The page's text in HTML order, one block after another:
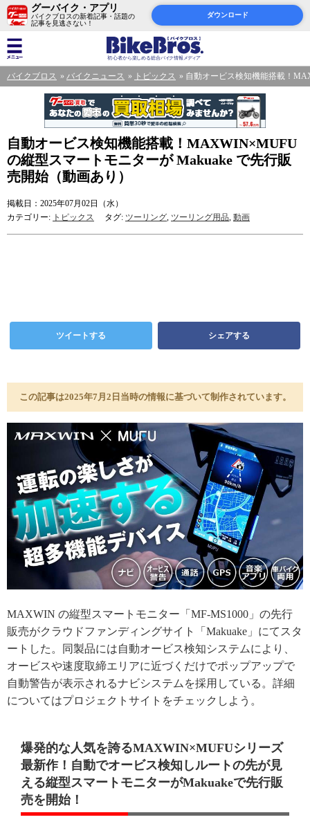
グーバイク・アプリ
バイクブロスの新着記事・話題の
記事を見逃さない！
ダウンロード
バイクブロス バイクニュース トピックス 自動オービス検知機能搭載！
自動オービス検知機能搭載！MAXWIN×MUFU
の縦型スマートモニターが Makuake で先行販
売開始（動画あり）
掲載日：2025年07月02日（水）
カテゴリー: トピックス タグ: ツーリング, ツーリング用品, 動画
ツイートする シェアする
この記事は2025年7月2日当時の情報に基づいて制作されています。
MAXWIN の縦型スマートモニター「MF-MS1000」の先行
販売がクラウドファンディングサイト「Makuake」にてスタ
ートした。同製品には自動オービス検知システムにより、
オービスや速度取締エリアに近づくだけでポップアップで
自動警告が表示されるナビシステムを採用している。詳細
についてはプロジェクトサイトをチェックしよう。
爆発的な人気を誇るMAXWIN×MUFUシリーズ
最新作！自動でオービス検知しルートの先が見
える縦型スマートモニターがMakuakeで先行販
売を開始！